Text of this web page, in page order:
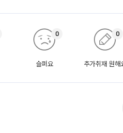
슬퍼요
0
추가취재 원해
0